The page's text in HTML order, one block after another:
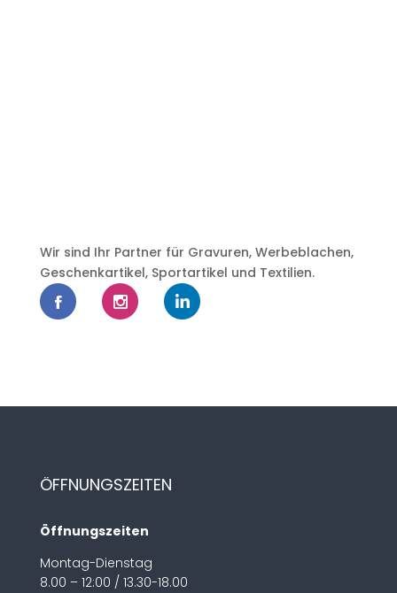
Wir sind Ihr Partner für Gravuren, Werbeblachen,
Geschenkartikel, Sportartikel und Textilien.
ÖFFNUNGSZEITEN
Öffnungszeiten
Montag-Dienstag
8.00 – 12:00 / 13.30-18.00